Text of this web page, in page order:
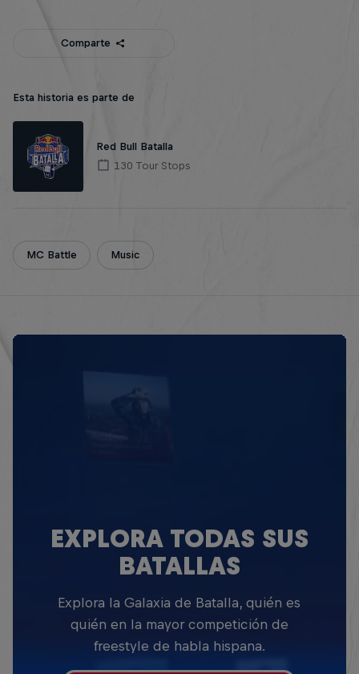
Comparte
Esta historia es parte de
Red Bull Batalla
130 Tour Stops
MC Battle Music
EXPLORA TODAS SUS
BATALLAS
Explora la Galaxia de Batalla, quién es
quién en la mayor competición de
freestyle de habla hispana.